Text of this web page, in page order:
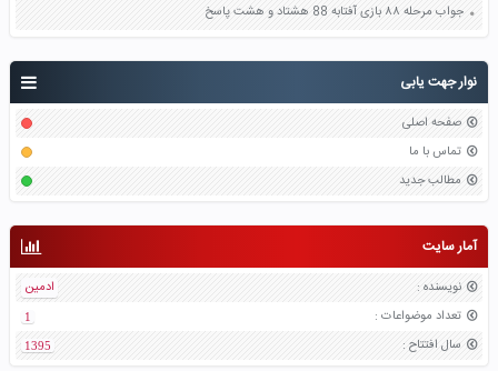
نوار جهت یابی
صفحه اصلی
تماس با ما
مطالب جدید
آمار سایت
نویسنده :
ادمین
تعداد موضواعات :
1
سال افتتاح :
1395
جواب مرحله ۸۸ بازی آفتابه 88 هشتاد و هشت پاسخ